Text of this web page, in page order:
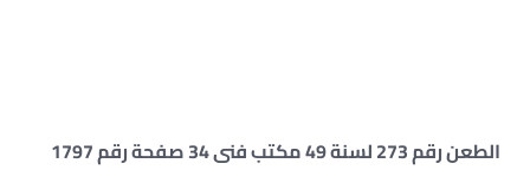
الطعن رقم 273 لسنة 49 مكتب فنى 34 صفحة رقم 1797